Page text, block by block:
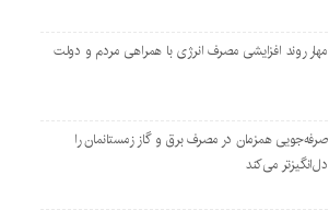
مهار روند افزایشی مصرف انرژی با همراهی مردم و دولت
صرفه‌جویی همزمان در مصرف برق و گاز زمستانمان را
دل‌انگیزتر می‌کند